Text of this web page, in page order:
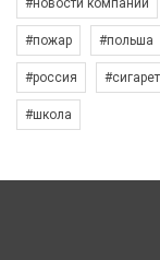
#новости компаний
#пожар #польша
#россия
#школа